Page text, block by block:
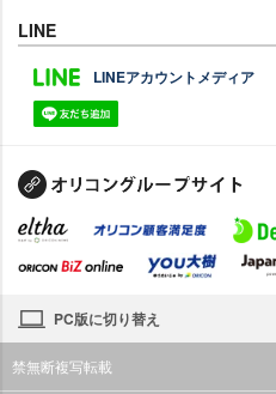
LINE
LINEアカウントメディア
PC版に切り替え
禁無断複写転載